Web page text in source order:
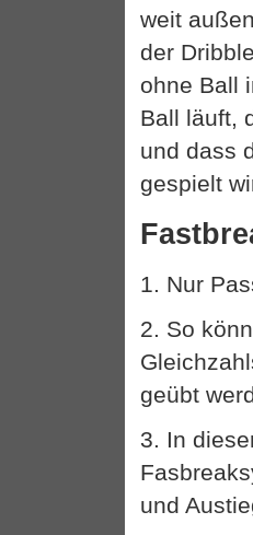
weit
der
ohne Ball
Ball läuft,
und dass
gespielt
1. Nur
2. So
geübt
3. In
und